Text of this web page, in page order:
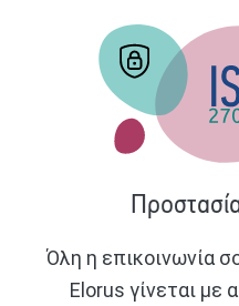
Όλη η επικοινωνία
Elorus γίνεται με